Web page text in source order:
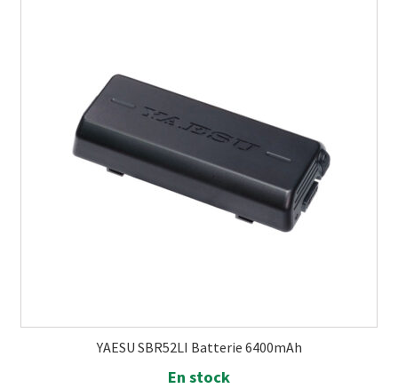
YAESU SBR52LI Batterie 6400mAh
En stock